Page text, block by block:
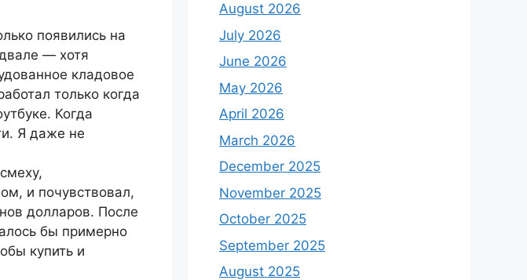
появились на
— хотя
кладовое
только когда
Когда
Я даже не
и почувствовал,
долларов. После
бы примерно
купить и
August 2026
July 2026
June 2026
May 2026
April 2026
March 2026
December 2025
November 2025
October 2025
September 2025
August 2025